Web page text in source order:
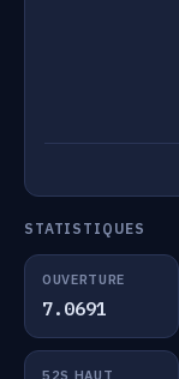
STATISTIQUES
OUVERTURE
7.0691
52S HAUT